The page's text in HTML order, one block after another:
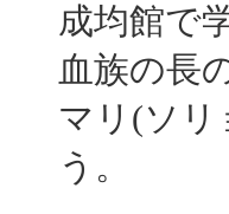
成均館で
血族の長
マリ(ソリ
う。